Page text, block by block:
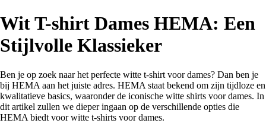
Wit T-shirt Dames HEMA: Een
Stijlvolle Klassieker
Ben je op zoek naar het perfecte witte t-shirt voor dames? Dan ben je
bij HEMA aan het juiste adres. HEMA staat bekend om zijn tijdloze en
kwalitatieve basics, waaronder de iconische witte shirts voor dames. In
dit artikel zullen we dieper ingaan op de verschillende opties die
HEMA biedt voor witte t-shirts voor dames.